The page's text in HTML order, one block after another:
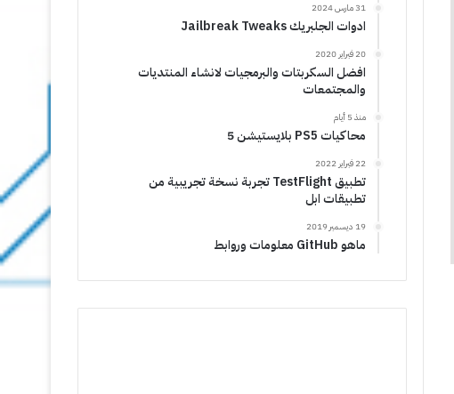
31 مارس 2024
ادوات الجلبريك Jailbreak Tweaks
20 فبراير 2020
افضل السكربتات والبرمجيات لانشاء المنتديات
والمجتمعات
منذ 5 أيام
محاكيات PS5 بلايستيشن 5
22 فبراير 2022
تطبيق TestFlight تجربة نسخة تجريبية من
تطبيقات ابل
19 ديسمبر 2019
ماهو GitHub معلومات وروابط